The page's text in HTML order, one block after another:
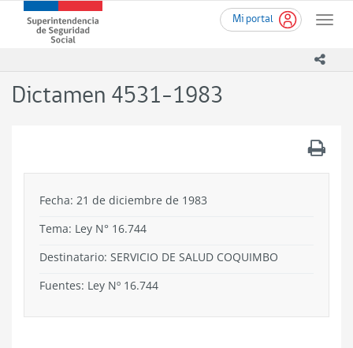
contenido
Mi portal
Toggle
Superintendencia
de
-
Dictamen 4531-1983
Fecha: 21 de diciembre de 1983
Tema: Ley N° 16.744
Destinatario: SERVICIO DE SALUD COQUIMBO
Fuentes: Ley Nº 16.744